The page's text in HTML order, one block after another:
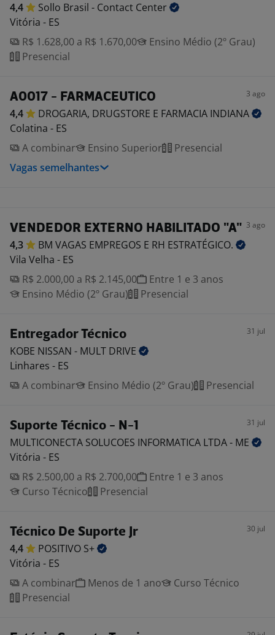
4,4 Sollo Brasil - Contact Center
Vitória - ES
R$ 1.628,00 a R$ 1.670,00
Ensino Médio (2º Grau)
Presencial
A0017 - FARMACEUTICO 3 ago
4,4 DROGARIA, DRUGSTORE E FARMACIA INDIANA
Colatina - ES
A combinar
Ensino Superior
Presencial
Vagas semelhantes
VENDEDOR EXTERNO HABILITADO "A" 3 ago
4,3 BM VAGAS EMPREGOS E RH ESTRATÉGICO.
Vila Velha - ES
R$ 2.000,00 a R$ 2.145,00
Entre 1 e 3 anos
Ensino Médio (2º Grau)
Presencial
Entregador Técnico 31 jul
KOBE NISSAN - MULT DRIVE
Linhares - ES
A combinar
Ensino Médio (2º Grau) Presencial
Suporte Técnico - N-1 31 jul
MULTICONECTA SOLUCOES INFORMATICA LTDA - ME
Vitória - ES
R$ 2.500,00 a R$ 2.700,00
Entre 1 e 3 anos
Curso Técnico
Presencial
Técnico De Suporte Jr 30 jul
4,4 POSITIVO S+
Vitória - ES
A combinar
Menos de 1 ano
Curso Técnico
Presencial